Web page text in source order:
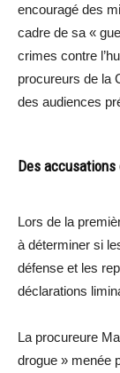
encouragé des
cadre de sa «
crimes contre
procureurs de la
des audiences
Des
Lors de la
à déterminer si
défense et les
déclarations
La procureure
drogue » menée